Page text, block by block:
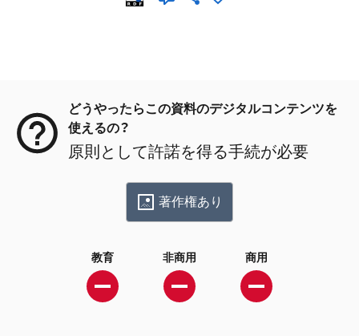
どうやったらこの資料のデジタルコンテンツを
使えるの？
原則として許諾を得る手続が必要
著作権あり
教育 非商用 商用